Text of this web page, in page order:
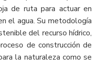
de ruta para actuar en
el agua. Su metodología
del recurso hídrico,
de construcción de
la naturaleza como se